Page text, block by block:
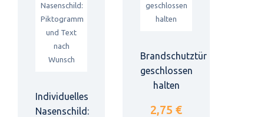
Individuelles
Nasenschild:
Brandschutztür
geschlossen
halten
2,75 €